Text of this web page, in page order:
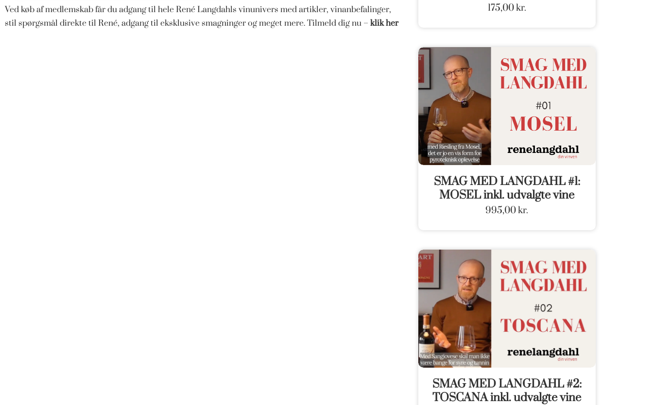
Ved køb af medlemskab får du adgang til hele René Langdahls vinunivers med artikler, vinanbefalinger,
stil spørgsmål direkte til René, adgang til eksklusive smagninger og meget mere. Tilmeld dig nu – klik her
175,00kr.
SMAG MED LANGDAHL #1:
MOSEL inkl. udvalgte vine
995,00kr.
SMAG MED LANGDAHL #2:
TOSCANA inkl. udvalgte vine